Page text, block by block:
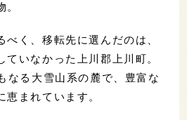
べく、移転先に選んだのは、
ていなかった上川郡上川町。
なる大雪山系の麓で、豊富な
恵まれています。